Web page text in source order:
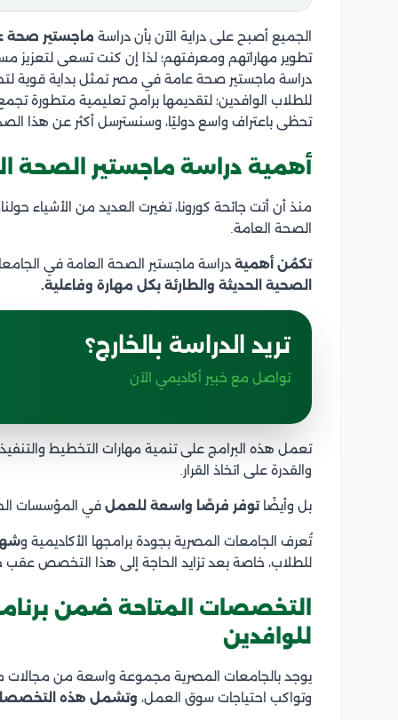
الجميع أصبح على دراية الآن بأن دراسة ماجستير صحة
تطوير مهاراتهم ومعرفتهم؛ لذا إن كنت تسعى
دراسة ماجستير صحة عامة في مصر تمثل بداية قوية
للطلاب الوافدين؛ لتقديمها برامج تعليمية متطورة
تحظى باعتراف واسع دوليًا، وسنسترسل أكثر عن هذا
أهمية دراسة ماجستير الصحة
منذ أن أتت جائحة كورونا، تغيرت العديد من الأشياء
الصحة العامة.
تكمُن أهمية دراسة ماجستير الصحة العامة في
الصحية الحديثة والطارئة بكل مهارة وفاعلية.
تريد الدراسة بالخارج؟
تواصل مع خبير أكاديمي الآن
تعمل هذه البرامج على تنمية مهارات التخطيط والتنفيذ
والقدرة على اتخاذ القرار.
بل وأيضًاتوفر فرصًا واسعة للعمل في المؤسسات
تُعرف الجامعات المصرية بجودة برامجها الأكاديمية و
للطلاب، خاصة بعد تزايد الحاجة إلى هذا التخصص عقب
التخصصات المتاحة ضمن
للوافدين
يوجد بالجامعات المصرية مجموعة واسعة من مجالات
وتواكب احتياجات سوق العمل، وتشمل هذه